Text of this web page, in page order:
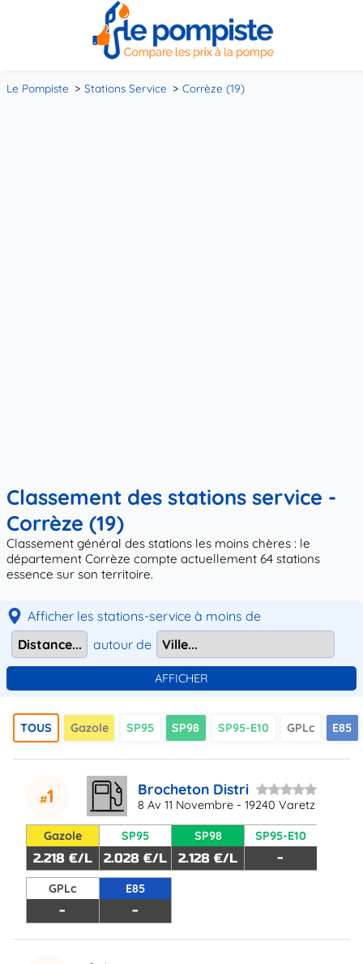
Le Pompiste Stations Service Corrèze (19)
Classement des stations service -
Corrèze (19)
Classement général des stations les moins chères : le
département Corrèze compte actuellement 64 stations
essence sur son territoire.
Afficher les stations-service à moins de
autour de
TOUS Gazole SP95 SP98 SP95-E10 GPLc E85
1 Brocheton Distri
8 Av 11 Novembre - 19240 Varetz
Gazole
2.218 €/L
SP95
2.028 €/L
SP98
2.128 €/L
SP95-E10
-
GPLc
-
E85
-